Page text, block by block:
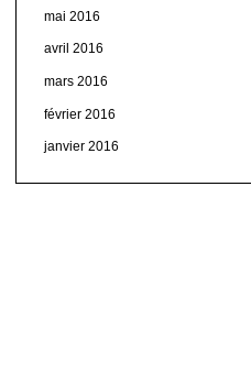
mai 2016
avril 2016
mars 2016
février 2016
janvier 2016